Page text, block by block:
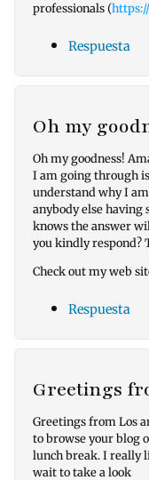
professionals (
Respuesta
Oh my
Oh my goodness!
I am going through
understand why I
anybody else having
knows the answer
you kindly respond?
Check out my web
Respuesta
Greetings
Greetings from Los
to browse your blog
lunch break. I really
wait to take a look